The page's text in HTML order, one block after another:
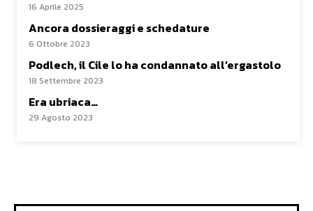
16 Aprile 2025
Ancora dossieraggi e schedature
6 Ottobre 2023
Podlech, il Cile lo ha condannato all’ergastolo
18 Settembre 2023
Era ubriaca…
29 Agosto 2023